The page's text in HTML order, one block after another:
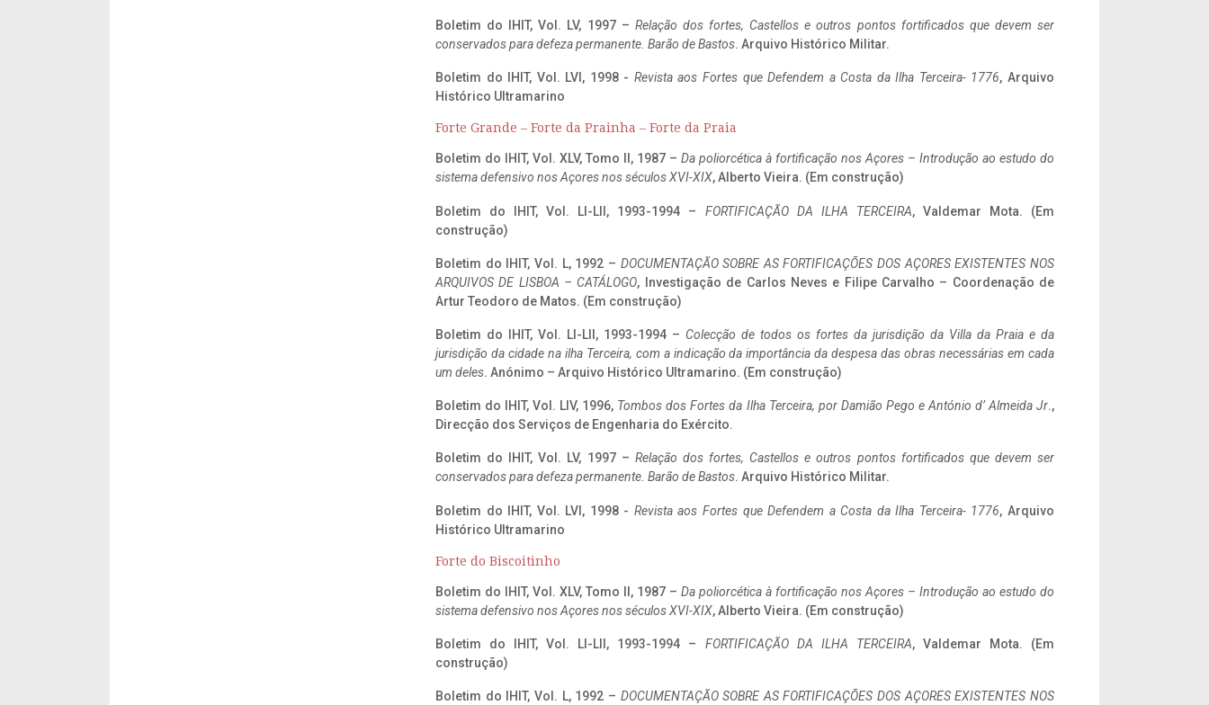
Boletim do IHIT, Vol. LV, 1997 – Relação dos fortes, Castellos e outros pontos fortificados que devem ser
conservados para defeza permanente. Barão de Bastos. Arquivo Histórico Militar.
Boletim do IHIT, Vol. LVI, 1998 - Revista aos Fortes que Defendem a Costa da Ilha Terceira- 1776, Arquivo
Histórico Ultramarino
Forte Grande – Forte da Prainha – Forte da Praia
Boletim do IHIT, Vol. XLV, Tomo II, 1987 – Da poliorcética à fortificação nos Açores – Introdução ao estudo do
sistema defensivo nos Açores nos séculos XVI-XIX, Alberto Vieira. (Em construção)
Boletim do IHIT, Vol. LI-LII, 1993-1994 – FORTIFICAÇÃO DA ILHA TERCEIRA, Valdemar Mota. (Em
construção)
Boletim do IHIT, Vol. L, 1992 – DOCUMENTAÇÃO SOBRE AS FORTIFICAÇÕES DOS AÇORES EXISTENTES NOS
ARQUIVOS DE LISBOA – CATÁLOGO, Investigação de Carlos Neves e Filipe Carvalho – Coordenação de
Artur Teodoro de Matos. (Em construção)
Boletim do IHIT, Vol. LI-LII, 1993-1994 – Colecção de todos os fortes da jurisdição da Villa da Praia e da
jurisdição da cidade na ilha Terceira, com a indicação da importância da despesa das obras necessárias em cada
um deles. Anónimo – Arquivo Histórico Ultramarino. (Em construção)
Boletim do IHIT, Vol. LIV, 1996, Tombos dos Fortes da Ilha Terceira, por Damião Pego e António d’ Almeida Jr.,
Direcção dos Serviços de Engenharia do Exército.
Boletim do IHIT, Vol. LV, 1997 – Relação dos fortes, Castellos e outros pontos fortificados que devem ser
conservados para defeza permanente. Barão de Bastos. Arquivo Histórico Militar.
Boletim do IHIT, Vol. LVI, 1998 - Revista aos Fortes que Defendem a Costa da Ilha Terceira- 1776, Arquivo
Histórico Ultramarino
Forte do Biscoitinho
Boletim do IHIT, Vol. XLV, Tomo II, 1987 – Da poliorcética à fortificação nos Açores – Introdução ao estudo do
sistema defensivo nos Açores nos séculos XVI-XIX, Alberto Vieira. (Em construção)
Boletim do IHIT, Vol. LI-LII, 1993-1994 – FORTIFICAÇÃO DA ILHA TERCEIRA, Valdemar Mota. (Em
construção)
Boletim do IHIT, Vol. L, 1992 – DOCUMENTAÇÃO SOBRE AS FORTIFICAÇÕES DOS AÇORES EXISTENTES NOS